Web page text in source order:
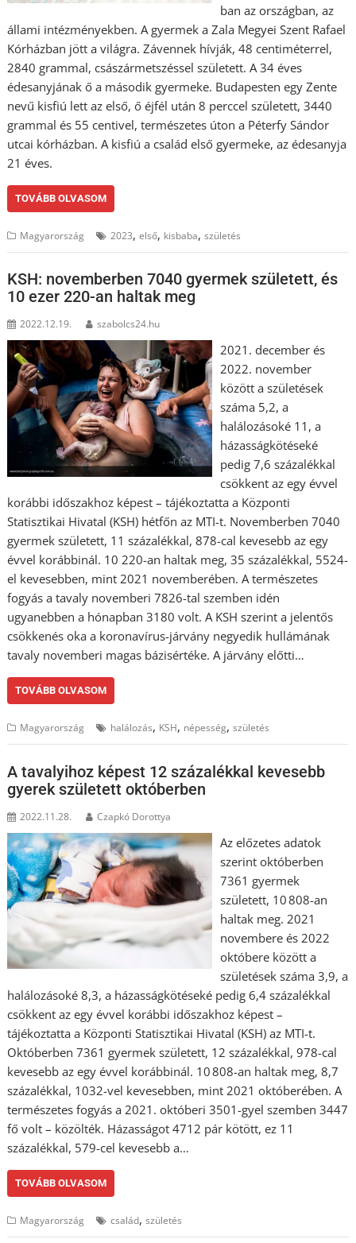
ban az országban, az
állami intézményekben. A gyermek a Zala Megyei Szent Rafael
Kórházban jött a világra. Závennek hívják, 48 centiméterrel,
2840 grammal, császármetszéssel született. A 34 éves
édesanyjának ő a második gyermeke. Budapesten egy Zente
nevű kisfiú lett az első, ő éjfél után 8 perccel született, 3440
grammal és 55 centivel, természetes úton a Péterfy Sándor
utcai kórházban. A kisfiú a család első gyermeke, az édesanyja
21 éves.
TOVÁBB OLVASOM
Magyarország 2023,első, kisbaba,születés
KSH: novemberben 7040 gyermek született, és
10 ezer 220-an haltak meg
2022.12.19. szabolcs24.hu
2021. december és
2022. november
között a születések
száma 5,2, a
halálozásoké 11, a
házasságkötéseké
pedig 7,6 százalékkal
csökkent az egy évvel
korábbi időszakhoz képest – tájékoztatta a Központi
Statisztikai Hivatal (KSH) hétfőn az MTI-t. Novemberben 7040
gyermek született, 11 százalékkal, 878-cal kevesebb az egy
évvel korábbinál. 10 220-an haltak meg, 35 százalékkal, 5524-
el kevesebben, mint 2021 novemberében. A természetes
fogyás a tavaly novemberi 7826-tal szemben idén
ugyanebben a hónapban 3180 volt. A KSH szerint a jelentős
csökkenés oka a koronavírus-járvány negyedik hullámának
tavaly novemberi magas bázisértéke. A járvány előtti…
TOVÁBB OLVASOM
Magyarország halálozás, KSH, népesség,születés
A tavalyihoz képest 12 százalékkal kevesebb
gyerek született októberben
2022.11.28. Czapkó Dorottya
Az előzetes adatok
szerint októberben
7361 gyermek
született, 10 808-an
haltak meg. 2021
novembere és 2022
októbere között a
születések száma 3,9, a
halálozásoké 8,3, a házasságkötéseké pedig 6,4 százalékkal
csökkent az egy évvel korábbi időszakhoz képest –
tájékoztatta a Központi Statisztikai Hivatal (KSH) az MTI-t.
Októberben 7361 gyermek született, 12 százalékkal, 978-cal
kevesebb az egy évvel korábbinál. 10 808-an haltak meg, 8,7
százalékkal, 1032-vel kevesebben, mint 2021 októberében. A
természetes fogyás a 2021. októberi 3501-gyel szemben 3447
fő volt – közölték. Házasságot 4712 pár kötött, ez 11
százalékkal, 579-cel kevesebb a…
TOVÁBB OLVASOM
Magyarország család,születés